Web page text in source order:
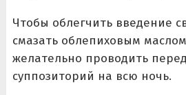
Чтобы облегчить введение
смазать облепиховым
желательно проводить
суппозиторий на всю ночь.